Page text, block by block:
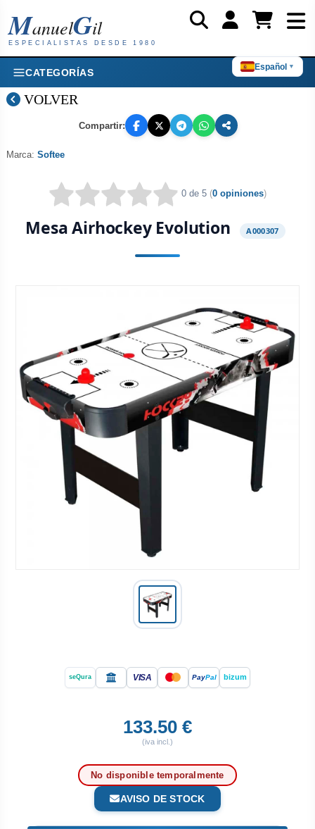
Español ▼
ManuelGil
ESPECIALISTAS DESDE 1980
CATEGORÍAS
VOLVER
Compartir:
seQura VISA PayPal bizum
133.50 €
(iva incl.)
No disponible temporalmente
AVISO DE STOCK
0 de 5 (0 opiniones)
Mesa Airhockey Evolution A000307
Marca: Softee